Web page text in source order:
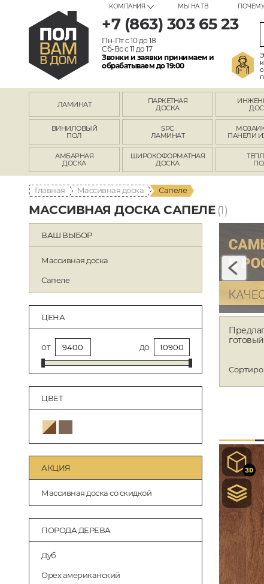
КОМПАНИЯ МЫ НА ТВ
+7 (863) 303 65 23
Пн-Пт с 10 до 18
Сб-Вс с 11 до 17
Звонки и заявки принимаем и
обрабатываем до 19:00
ЛАМИНАТ
ПАРКЕТНАЯ
ДОСКА
ВИНИЛОВЫЙ
ПОЛ
SPC
ЛАМИНАТ
ПАНЕЛИ
АМБАРНАЯ
ДОСКА
ШИРОКОФОРМАТНАЯ
ДОСКА
Главная Массивная доска Сапеле
МАССИВНАЯ ДОСКА САПЕЛЕ (1)
ВАШ ВЫБОР
Массивная доска
Сапеле
ЦЕНА
от до
ЦВЕТ
АКЦИЯ
Массивная доска со скидкой
ПОРОДА ДЕРЕВА
Дуб
Орех американский